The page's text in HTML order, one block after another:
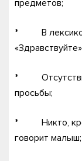
предметов;
* В
* Отсутствие
просьбы;
* Никто,
говорит малыш;